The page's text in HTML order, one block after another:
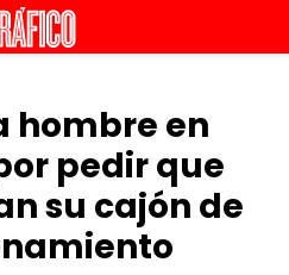
hombre en
pedir que
su cajón de